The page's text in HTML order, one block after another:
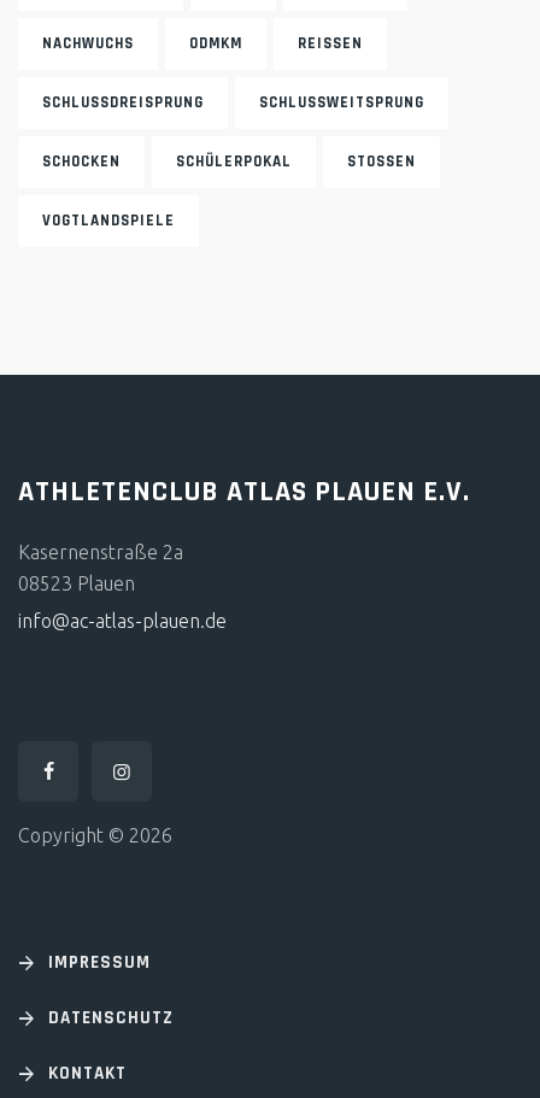
NACHWUCHS ODMKM REISSEN
SCHLUSSDREISPRUNG SCHLUSSWEITSPRUNG
SCHOCKEN SCHÜLERPOKAL STOSSEN
VOGTLANDSPIELE
ATHLETENCLUB ATLAS PLAUEN E.V.
Kasernenstraße 2a
08523 Plauen
info@ac-atlas-plauen.de
Copyright © 2026
IMPRESSUM
DATENSCHUTZ
KONTAKT